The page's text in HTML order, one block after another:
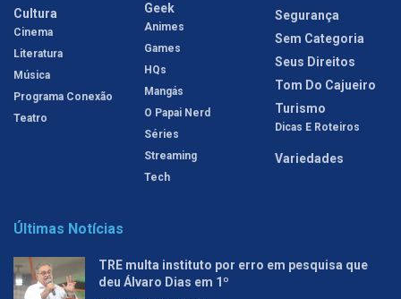
Cultura
Cinema
Literatura
Música
Programa Conexão
Teatro
Geek
Animes
Games
HQs
Mangás
O Papai Nerd
Séries
Streaming
Tech
Segurança
Sem Categoria
Seus Direitos
Tom Do Cajueiro
Turismo
Dicas E Roteiros
Variedades
Últimas Notícias
TRE multa instituto por erro em pesquisa que
deu Álvaro Dias em 1º